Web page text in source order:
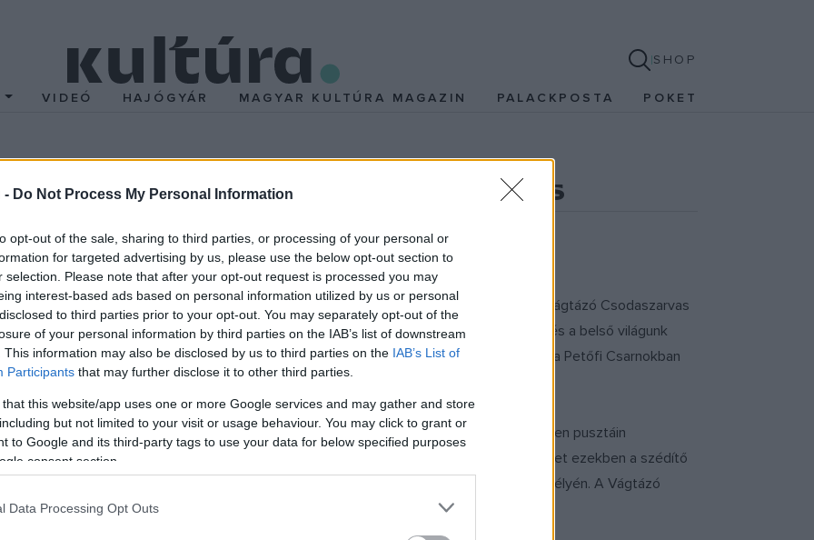
- Do Not Process My Personal Information
opt-out of the sale, sharing to third parties, or processing of your personal or
for targeted advertising by us, please use the below opt-out section to
selection. Please note that after your opt-out request is processed you may
interest-based ads based on personal information utilized by us or personal
to third parties prior to your opt-out. You may separately opt-out of the
of your personal information by third parties on the IAB’s list of downstream
This information may also be disclosed by us to third parties on the IAB’s List of
Participants that may further disclose it to other third parties.
that this website/app uses one or more Google services and may gather and store
but not limited to your visit or usage behaviour. You may click to grant or
to Google and its third-party tags to use your data for below specified purposes
consent section.
Data Processing Opt Outs
SHOP
VIDEÓ HAJÓGYÁR MAGYAR KULTÚRA MAGAZIN PALACKPOSTA POKET
veszi az irányt a Csodaszarvas
fogantTiszta Forrás2006 legjobb CD-i közé került a zenei fórumokon. A Vágtázó Csodaszarvas
hipnotikus, természetközpontú zenevilágából, a magyar népzenekincsből és a belső világunk
tiszta forrásból meríti zenéjét. December 22-én este nyolc órai kezdettel mutatják be a Petőfi Csarnokban
a ló hátán, a könyv lapjain és az asszony ölelő karjai közt található meg. Eurázsia végtelen pusztáin
vitézei mámorító, fergeteges, ritmikus zenei világban éltek. Maga az életvágy ölt testet ezekben a szédítő
jelentő zene itt él ma is mindannyiunkban, legnemesebb, legigazabb életvágyunk mélyén. A Vágtázó
a csodálatos kozmikus alkotóerőnek.